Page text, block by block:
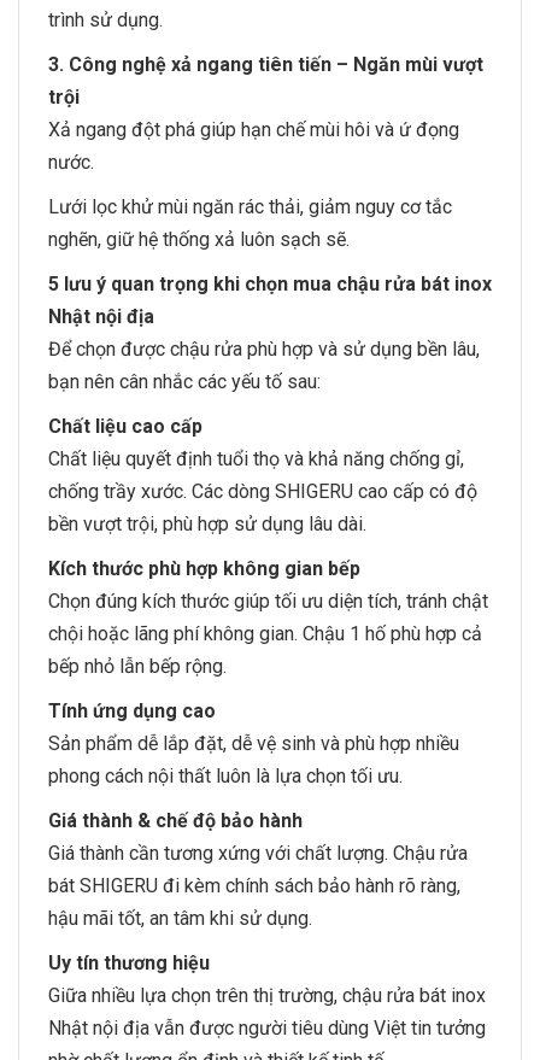
trình sử dụng.
3. Công nghệ xả ngang tiên tiến – Ngăn mùi vượt
trội
Xả ngang đột phá giúp hạn chế mùi hôi và ứ đọng
nước.
Lưới lọc khử mùi ngăn rác thải, giảm nguy cơ tắc
nghẽn, giữ hệ thống xả luôn sạch sẽ.
5 lưu ý quan trọng khi chọn mua chậu rửa bát inox
Nhật nội địa
Để chọn được chậu rửa phù hợp và sử dụng bền lâu,
bạn nên cân nhắc các yếu tố sau:
Chất liệu cao cấp
Chất liệu quyết định tuổi thọ và khả năng chống gỉ,
chống trầy xước. Các dòng SHIGERU cao cấp có độ
bền vượt trội, phù hợp sử dụng lâu dài.
Kích thước phù hợp không gian bếp
Chọn đúng kích thước giúp tối ưu diện tích, tránh chật
chội hoặc lãng phí không gian. Chậu 1 hố phù hợp cả
bếp nhỏ lẫn bếp rộng.
Tính ứng dụng cao
Sản phẩm dễ lắp đặt, dễ vệ sinh và phù hợp nhiều
phong cách nội thất luôn là lựa chọn tối ưu.
Giá thành & chế độ bảo hành
Giá thành cần tương xứng với chất lượng. Chậu rửa
bát SHIGERU đi kèm chính sách bảo hành rõ ràng,
hậu mãi tốt, an tâm khi sử dụng.
Uy tín thương hiệu
Giữa nhiều lựa chọn trên thị trường, chậu rửa bát inox
Nhật nội địa vẫn được người tiêu dùng Việt tin tưởng